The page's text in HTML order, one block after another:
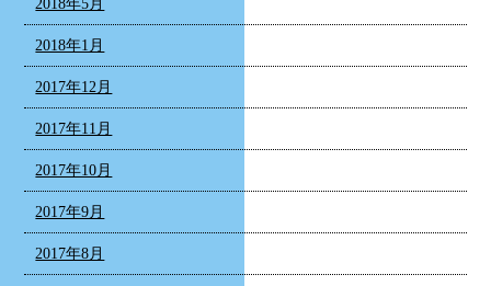
2018年5月
2018年1月
2017年12月
2017年11月
2017年10月
2017年9月
2017年8月